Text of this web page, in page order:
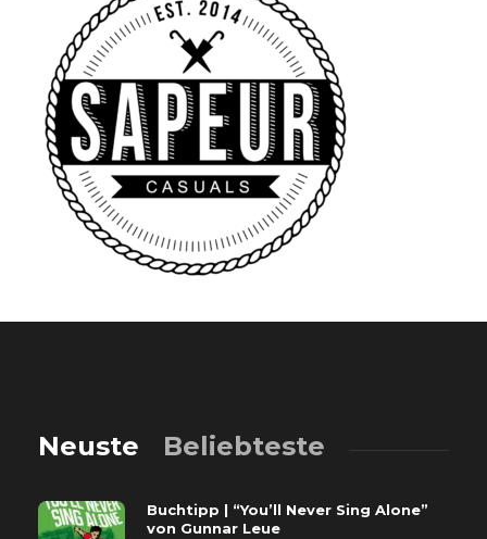
Neuste Beliebteste
Buchtipp | “You’ll Never Sing Alone”
von Gunnar Leue